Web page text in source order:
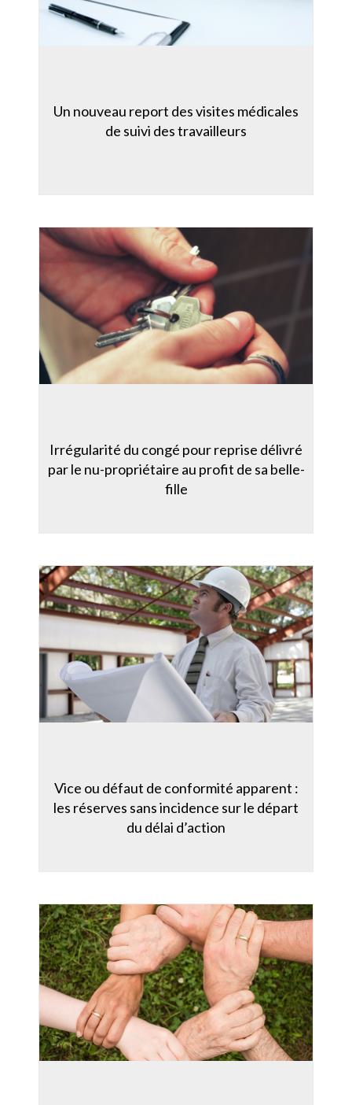
Un nouveau report des visites médicales
de suivi des travailleurs
Irrégularité du congé pour reprise délivré
par le nu-propriétaire au profit de sa belle-
fille
Vice ou défaut de conformité apparent :
les réserves sans incidence sur le départ
du délai d’action